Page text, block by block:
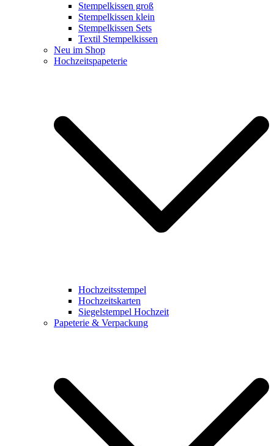
Stempelkissen groß
Stempelkissen klein
Stempelkissen Sets
Textil Stempelkissen
Neu im Shop
Hochzeitspapeterie
Hochzeitsstempel
Hochzeitskarten
Siegelstempel Hochzeit
Papeterie & Verpackung